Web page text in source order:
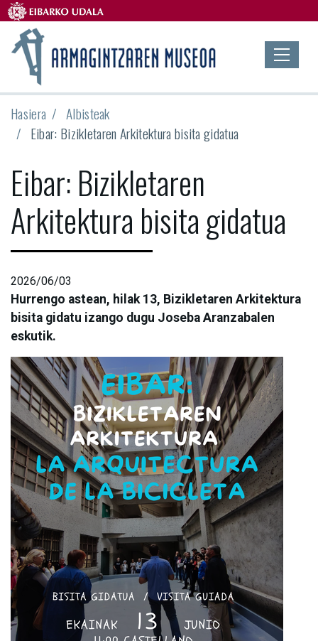
Hasiera
Albisteak
Eibar: Bizikletaren Arkitektura bisita gidatua
Eibar: Bizikletaren
Arkitektura bisita gidatua
2026/06/03
Hurrengo astean, hilak 13, Bizikletaren Arkitektura
bisita gidatu izango dugu Joseba Aranzabalen
eskutik.